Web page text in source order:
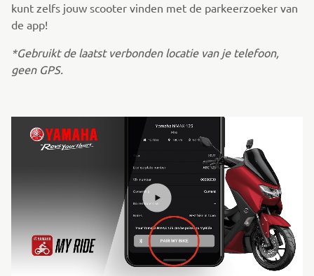
kunt zelfs jouw scooter vinden met de parkeerzoeker van
de app!
*Gebruikt de laatst verbonden locatie van je telefoon,
geen GPS.